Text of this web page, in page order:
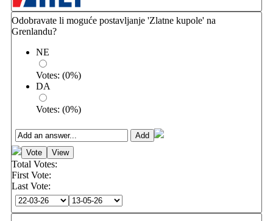
Odobravate li moguće postavljanje 'Zlatne kupole' na
Grenlandu?
NE
Votes: (0%)
DA
Votes: (0%)
Total Votes:
First Vote:
Last Vote: